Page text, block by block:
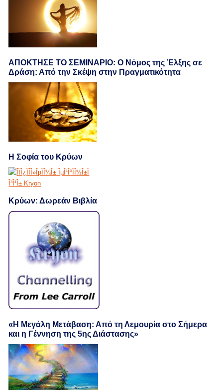
ΑΠΟΚΤΗΣΕ ΤΟ ΣΕΜΙΝΑΡΙΟ: Ο Νόμος της Έλξης σε
Δράση: Από την Σκέψη στην Πραγματικότητα
Η Σοφία του Κρύων
Κρύων: Δωρεάν Βιβλία
«Η Μεγάλη Μετάβαση: Από τη Λεμουρία στο Σήμερα
και η Γέννηση της 5ης Διάστασης»